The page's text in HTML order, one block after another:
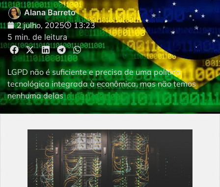
Alana Barreto
2 julho, 2025
13:23
5 min. de leitura
LGPD não é suficiente e precisa de uma política
tecnológica integrada à econômica, mas não temos
nenhuma delas